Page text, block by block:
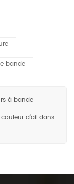
bande
à bande
d'ail dans